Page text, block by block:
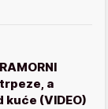
a
(VIDEO)